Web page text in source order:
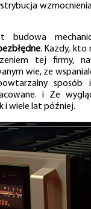
budowa
. Każdy, kto
tej firmy,
wie, że
sposób
i Ze
i wiele lat później.